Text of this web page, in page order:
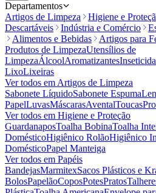
Departamentos
Artigos de Limpeza
Higiene e
Descartáveis
Indústria e Comércio
Alimentos e Bebidas
Artigos para
Produtos de LimpezaUtensílios de
LimpezaÁlcoolAromatizantes
LixoLixeiras
Ver todos em Artigos de Limpeza
Sabonete LíquidoSabonete Espuma
PapelLuvasMáscarasAventalToucas
Ver todos em Higiene e Proteção
GuardanaposToalha BobinaToalha
DomésticoHigiênico RolãoHigiênico
DomésticoPapel Manteiga
Ver todos em Papéis
BandejasMarmitexSacos Plásticos e
BolosPapelãoCoposPotesPratos